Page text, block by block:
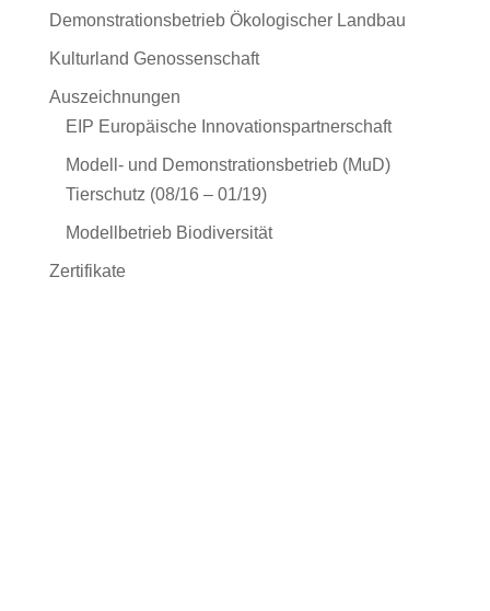
Demonstrationsbetrieb Ökologischer Landbau
Kulturland Genossenschaft
Auszeichnungen
EIP Europäische Innovationspartnerschaft
Modell- und Demonstrationsbetrieb (MuD)
Tierschutz (08/16 – 01/19)
Modellbetrieb Biodiversität
Zertifikate